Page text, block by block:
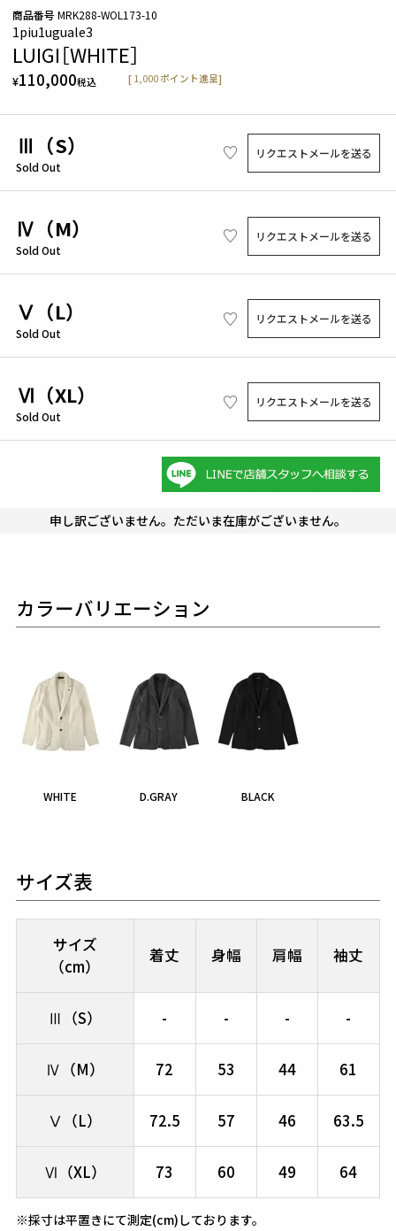
1piu1uguale3
LUIGI［WHITE］
¥110,000税込 [ 1,000 ポイント進呈]
商品番号 MRK288-WOL173-10
Ⅲ（S）
Sold Out
リクエストメールを送る
Ⅳ（M）
Sold Out
リクエストメールを送る
Ⅴ（L）
Sold Out
リクエストメールを送る
Ⅵ（XL）
Sold Out
リクエストメールを送る
申し訳ございません。ただいま在庫がございません。
カラーバリエーション
WHITE D.GRAY BLACK
サイズ表
サイズ
（cm）
着丈 身幅 肩幅 袖丈
Ⅲ（S） - - - -
Ⅳ（M） 72 53 44 61
Ⅴ（L） 72.5 57 46 63.5
Ⅵ（XL） 73 60 49 64
※採寸は平置きにて測定(cm)しております。